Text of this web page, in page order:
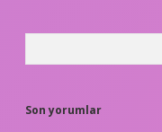
Son yorumlar